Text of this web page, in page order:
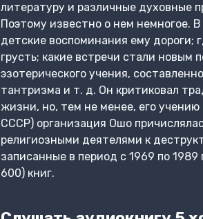
литературу и различные духовные
Поэтому известно о нем немногое.
детские воспоминания ему дороги;
грусть; какие встречи стали новым
эзотерического учения,
тантризма и т. д. Он критиковал
жизни, но, тем не менее, его
СССР) организация Ошо
религиозными деятелями к
записанные в период с 1969 по
600) книг.